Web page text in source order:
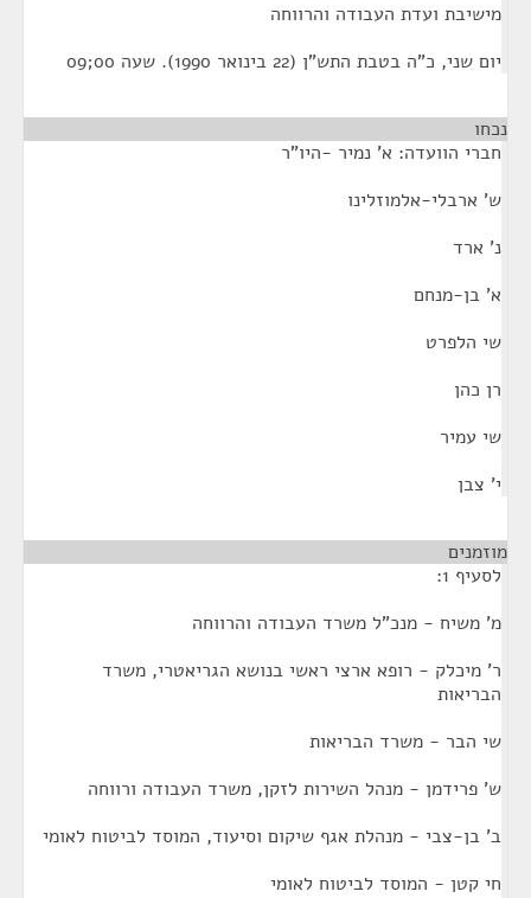
מישיבת ועדת העבודה והרווחה
יום שני, כ"ה בטבת התש"ן (22 בינואר 1990). שעה 00;09
נכחו
חברי הוועדה: א' נמיר -היו"ר
ש' ארבלי-אלמוזלינו
נ' ארד
א' בן-מנחם
שי הלפרט
רן כהן
שי עמיר
י' צבן
מוזמנים
לסעיף 1:
מ' משיח - מנכ"ל משרד העבודה והרווחה
ר' מיכלק - רופא ארצי ראשי בנושא הגריאטרי, משרד
הבריאות
שי הבר - משרד הבריאות
ש' פרידמן - מנהל השירות לזקן, משרד העבודה ורווחה
ב' בן-צבי - מנהלת אגף שיקום וסיעוד, המוסד לביטוח לאומי
חי קטן - המוסד לביטוח לאומי